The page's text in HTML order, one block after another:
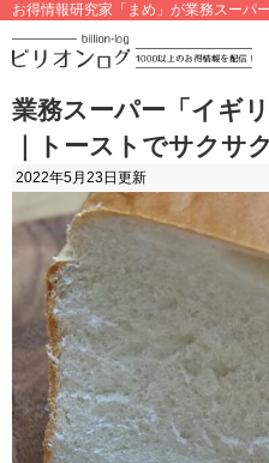
お得情報研究家「まめ」が業務スーパ
業務スーパー「イギ
｜トーストでサクサ
2022年5月23日 更新